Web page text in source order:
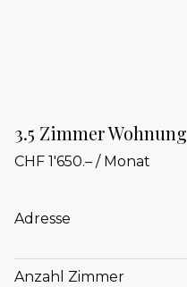
3.5 Zimmer Wohnung
CHF 1'650.– / Monat
Adresse
Anzahl Zimmer